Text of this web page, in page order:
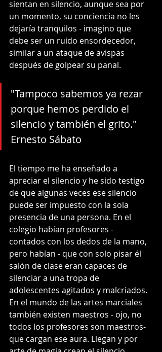
sientan en silencio, aunque sea por
un momento, su conciencia no les
dejaría tranquilos - imagino que
debe ser un ruido ensordecedor,
similar a un ataque de avispas
después de golpear su panal.
"Tampoco sabemos ya rezar
porque hemos perdido el
silencio y también el grito."
Ernesto Sábato
El tiempo me ha enseñado a
apreciar el silencio y he sido testigo
de que algunas veces ese silencio
puede ser impuesto con la sola
presencia de una persona. En el
colegio habían profesores -
contados con los dedos de la mano,
pero habían - que con solo pisar él
salón de clase eran capaces de
silenciar a una tropa de
adolescentes agitados y malcriados.
En el mundo de las artes marciales
también existen maestros - ojo, no
todos los profesores son maestros-
que cargan ese aura. Llegan y por